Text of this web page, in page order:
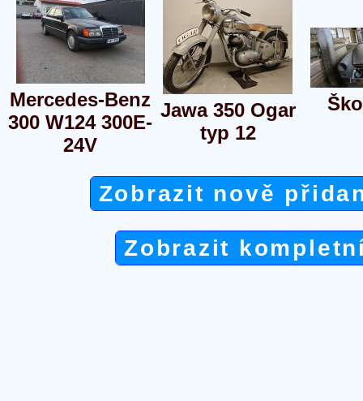
Mercedes-Benz
300 W124 300E-
24V
Jawa 350 Ogar
typ 12
Zobrazit nově
Zobrazit